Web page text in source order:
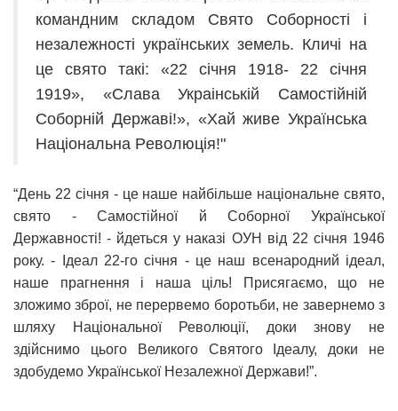
командним складом Свято Соборності і
незалежності українських земель. Кличі на
це свято такі: «22 сiчня 1918- 22 сiчня
1919», «Cлaвa Укpaiнськiй Caмoстiйнiй
Coбopнiй Дepжaвi!», «Xaй живe Укpaїнськa
Haцioнaльнa Peвoлюцiя!"
“День 22 січня - це наше найбільше національне свято,
свято - Самостійної й Соборної Української
Державності! - йдеться у наказі ОУН від 22 січня 1946
року. - Ідеал 22-го січня - це наш всенародний ідеал,
наше прагнення і наша ціль! Присягаємо, що не
зложимо зброї, не перервемо боротьби, не завернемо з
шляху Національної Революції, доки знову не
здійснимо цього Великого Святого Ідеалу, доки не
здобудемо Української Незалежної Держави!”.